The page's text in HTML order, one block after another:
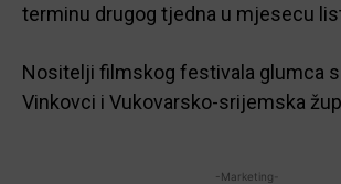
terminu drugog tjedna u mjesecu
Nositelji filmskog festivala glumca
Vinkovci i Vukovarsko-srijemska
-Marketing-